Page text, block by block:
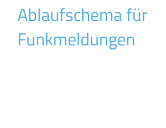
Ablaufschema für
Funkmeldungen